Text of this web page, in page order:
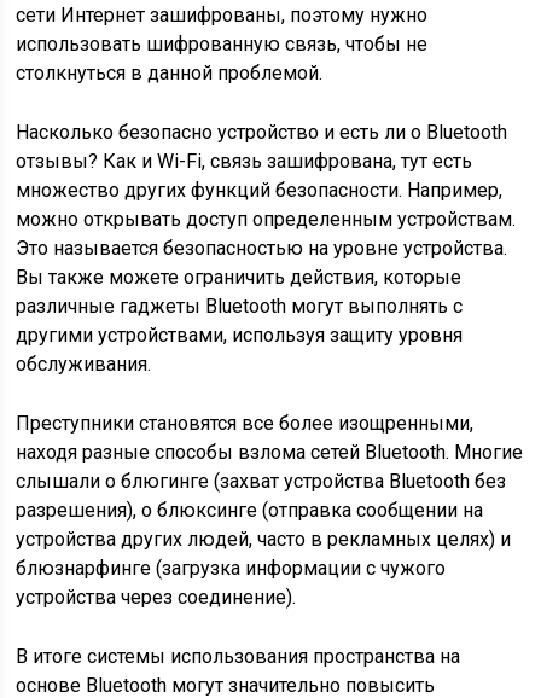
сети Интернет зашифрованы, поэтому нужно
использовать шифрованную связь, чтобы не
столкнуться в данной проблемой.
Насколько безопасно устройство и есть ли о Bluetooth
отзывы? Как и Wi-Fi, связь зашифрована, тут есть
множество других функций безопасности. Например,
можно открывать доступ определенным устройствам.
Это называется безопасностью на уровне устройства.
Вы также можете ограничить действия, которые
различные гаджеты Bluetooth могут выполнять с
другими устройствами, используя защиту уровня
обслуживания.
Преступники становятся все более изощренными,
находя разные способы взлома сетей Bluetooth. Многие
слышали о блюгинге (захват устройства Bluetooth без
разрешения), о блюксинге (отправка сообщении на
устройства других людей, часто в рекламных целях) и
блюзнарфинге (загрузка информации с чужого
устройства через соединение).
В итоге системы использования пространства на
основе Bluetooth могут значительно повысить